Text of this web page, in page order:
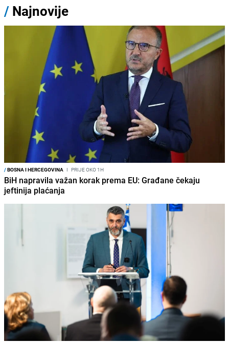
/ Najnovije
/BOSNA I HERCEGOVINA I PRIJE OKO 1H
BiH napravila važan korak prema EU: Građane čekaju
jeftinija plaćanja